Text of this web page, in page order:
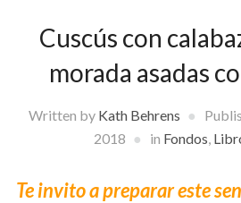
Cuscús con
morada asadas
Written by Kath Behrens
2018
in Fondos
Te invito a preparar este